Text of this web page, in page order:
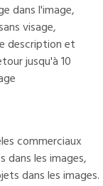
dans l'image,
visage,
description et
jusqu'à 10
commerciaux
dans les images,
dans les images.